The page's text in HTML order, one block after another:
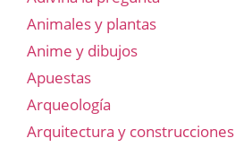
Animales y plantas
Anime y dibujos
Apuestas
Arqueología
Arquitectura y construcciones